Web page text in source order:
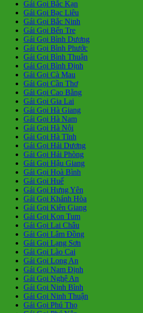
Gái Gọi Bắc Kạn
Gái Gọi Bạc Liêu
Gái Gọi Bắc Ninh
Gái Gọi Bến Tre
Gái Gọi Bình Dương
Gái Gọi Bình Phước
Gái Gọi Bình Thuận
Gái Gọi Bình Định
Gái Gọi Cà Mau
Gái Gọi Cần Thơ
Gái Gọi Cao Bằng
Gái Gọi Gia Lai
Gái Gọi Hà Giang
Gái Gọi Hà Nam
Gái Gọi Hà Nội
Gái Gọi Hà Tĩnh
Gái Gọi Hải Dương
Gái Gọi Hải Phòng
Gái Gọi Hậu Giang
Gái Gọi Hoà Bình
Gái Gọi Huế
Gái Gọi Hưng Yên
Gái Gọi Khánh Hòa
Gái Gọi Kiên Giang
Gái Gọi Kon Tum
Gái Gọi Lai Châu
Gái Gọi Lâm Đồng
Gái Gọi Lạng Sơn
Gái Gọi Lào Cai
Gái Gọi Long An
Gái Gọi Nam Định
Gái Gọi Nghệ An
Gái Gọi Ninh Bình
Gái Gọi Ninh Thuận
Gái Gọi Phú Thọ